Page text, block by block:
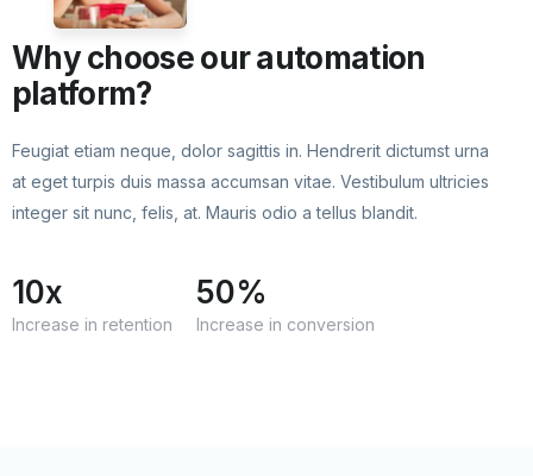
Why choose our automation
platform?
Feugiat etiam neque, dolor sagittis in. Hendrerit dictumst urna
at eget turpis duis massa accumsan vitae. Vestibulum ultricies
integer sit nunc, felis, at. Mauris odio a tellus blandit.
10x
Increase in retention
50%
Increase in conversion